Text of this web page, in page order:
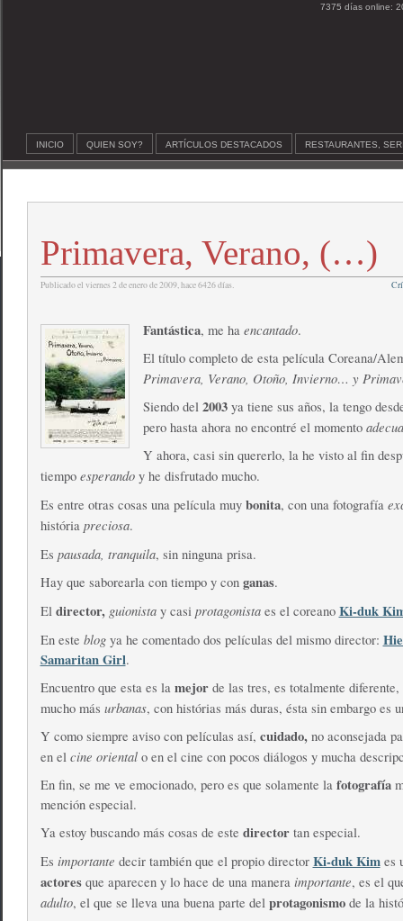
7375 días online:
INICIO QUIEN SOY? ARTÍCULOS DESTACADOS RESTAURANTES,
Primavera, Verano, (…)
Publicado el viernes 2 de enero de 2009, hace 6426 días.
Fantástica, me ha encantado.
El título completo de esta película Coreana/
Primavera, Verano, Otoño, Invierno… y
Siendo del 2003 ya tiene sus años, la tengo
pero hasta ahora no encontré el momento
Y ahora, casi sin quererlo, la he visto al fin
tiempo esperandoy he disfrutado mucho.
Es entre otras cosas una película muy bonita, con una fotografía
história preciosa.
Es pausada, tranquila, sin ninguna prisa.
Hay que saborearla con tiempo y con ganas.
El director, guionista y casiprotagonista es el coreano Ki-duk
En este blog ya he comentado dos películas del mismo director:
Samaritan Girl.
Encuentro que esta es la mejor de las tres, es totalmente diferente,
mucho más urbanas, con histórias más duras, ésta sin embargo es
Y como siempre aviso con películas así, cuidado, no aconsejada
en el cine oriental o en el cine con pocos diálogos y mucha
En fin, se me ve emocionado, pero es que solamente la fotografía
mención especial.
Ya estoy buscando más cosas de este director tan especial.
Es importante decir también que el propio director Ki-duk Kimes
actores que aparecen y lo hace de una manera importante, es el
adulto, el que se lleva una buena parte del protagonismo de la